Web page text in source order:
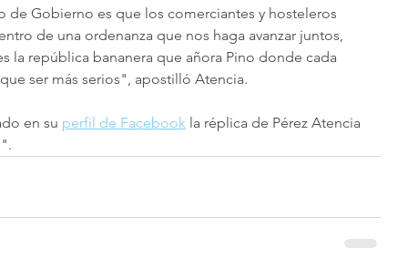
Gobierno es que los comerciantes y hosteleros
de una ordenanza que nos haga avanzar juntos,
la república bananera que añora Pino donde cada
ser más serios", apostilló Atencia.
en su perfil de Facebook la réplica de Pérez Atencia